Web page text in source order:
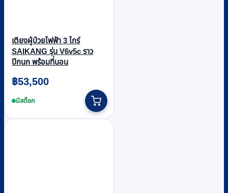
เตียงผู้ป่วยไฟฟ้า 3 ไกร์
SAIKANG รุ่น V6v5c ราว
ปีกนก พร้อมที่นอน
฿53,500
มีสต็อก